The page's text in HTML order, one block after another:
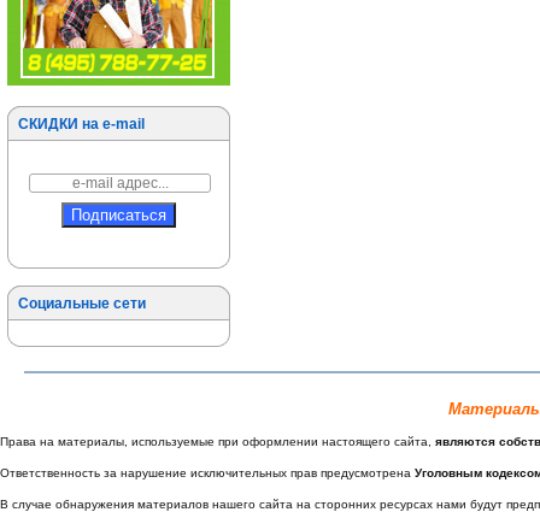
СКИДКИ на e-mail
Социальные сети
Права на материалы, используемые при оформлении настоящего сайта, являются
Ответственность за нарушение исключительных прав предусмотрена Уголовным
В случае обнаружения материалов нашего сайта на сторонних ресурсах нами будут